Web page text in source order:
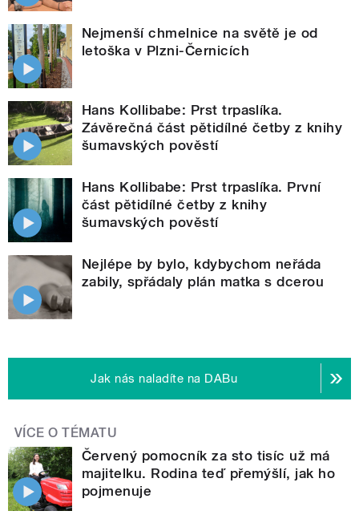
Nejmenší chmelnice na světě je od
letoška v Plzni-Černicích
Hans Kollibabe: Prst trpaslíka.
Závěrečná část pětidílné četby z knihy
šumavských pověstí
Hans Kollibabe: Prst trpaslíka. První
část pětidílné četby z knihy
šumavských pověstí
Nejlépe by bylo, kdybychom neřáda
zabily, spřádaly plán matka s dcerou
Jak nás naladíte na DABu
VÍCE O TÉMATU
Červený pomocník za sto tisíc už má
majitelku. Rodina teď přemýšlí, jak ho
pojmenuje